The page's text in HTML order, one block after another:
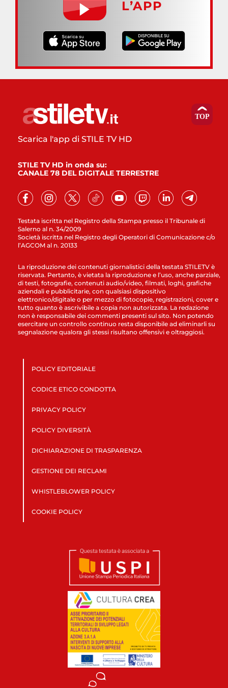
L’APP
Testata iscritta nel Registro della Stampa presso il Tribunale di
Salerno al n. 34/2009
Società iscritta nel Registro degli Operatori di Comunicazione c/o
l’AGCOM al n. 20133
Scarica l'app di STILE TV HD
STILE TV HD in onda su:
CANALE 78 DEL DIGITALE TERRESTRE
La riproduzione dei contenuti giornalistici della testata STILETV è
riservata. Pertanto, è vietata la riproduzione e l’uso, anche parziale,
di testi, fotografie, contenuti audio/video, filmati, loghi, grafiche
aziendali e pubblicitarie, con qualsiasi dispositivo
elettronico/digitale o per mezzo di fotocopie, registrazioni, cover e
tutto quanto è ascrivibile a copia non autorizzata. La redazione
non è responsabile dei commenti presenti sul sito. Non potendo
esercitare un controllo continuo resta disponibile ad eliminarli su
segnalazione qualora gli stessi risultano offensivi e oltraggiosi.
POLICY EDITORIALE
CODICE ETICO CONDOTTA
PRIVACY POLICY
POLICY DIVERSITÀ
DICHIARAZIONE DI TRASPARENZA
GESTIONE DEI RECLAMI
WHISTLEBLOWER POLICY
COOKIE POLICY